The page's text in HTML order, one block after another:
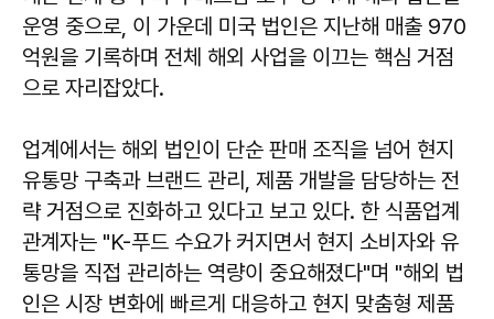
운영 중으로, 이 가운데 미국 법인은 지난해 매출 970
억원을 기록하며 전체 해외 사업을 이끄는 핵심 거점
으로 자리잡았다.
업계에서는 해외 법인이 단순 판매 조직을 넘어 현지
유통망 구축과 브랜드 관리, 제품 개발을 담당하는 전
략 거점으로 진화하고 있다고 보고 있다. 한 식품업계
관계자는 "K-푸드 수요가 커지면서 현지 소비자와 유
통망을 직접 관리하는 역량이 중요해졌다"며 "해외 법
인은 시장 변화에 빠르게 대응하고 현지 맞춤형 제품